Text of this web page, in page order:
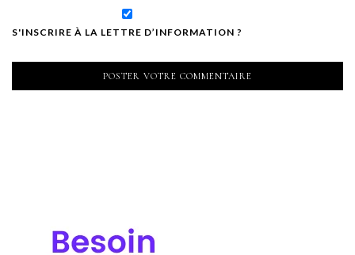
S'INSCRIRE À LA LETTRE D’INFORMATION ?